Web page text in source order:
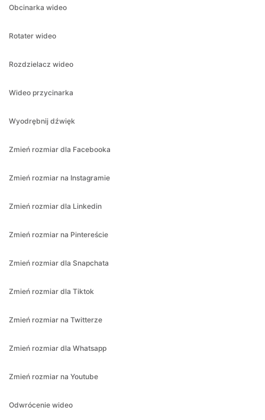
Rotater wideo
Rozdzielacz wideo
Wideo przycinarka
Wyodrębnij dźwięk
Zmień rozmiar dla Facebooka
Zmień rozmiar na Instagramie
Zmień rozmiar dla Linkedin
Zmień rozmiar na Pintereście
Zmień rozmiar dla Snapchata
Zmień rozmiar dla Tiktok
Zmień rozmiar na Twitterze
Zmień rozmiar dla Whatsapp
Zmień rozmiar na Youtube
Odwrócenie wideo
Powolne wideo